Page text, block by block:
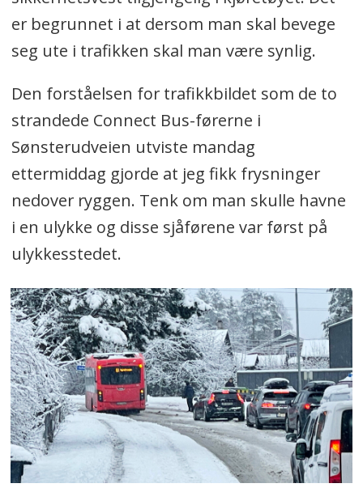
er begrunnet i at dersom man skal bevege
seg ute i trafikken skal man være synlig.
Den forståelsen for trafikkbildet som de to
strandede Connect Bus-førerne i
Sønsterudveien utviste mandag
ettermiddag gjorde at jeg fikk frysninger
nedover ryggen. Tenk om man skulle havne
i en ulykke og disse sjåførene var først på
ulykkesstedet.